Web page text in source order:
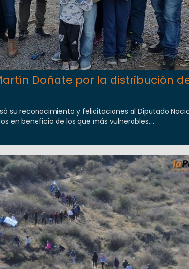
Doñate por la distribución
su reconocimiento y felicitaciones al Diputado
en beneficio de los que más vulnerables....